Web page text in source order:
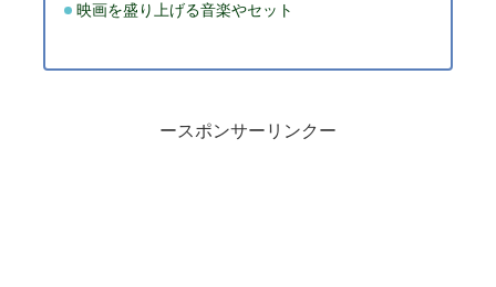
映画を盛り上げる音楽やセット
ースポンサーリンクー